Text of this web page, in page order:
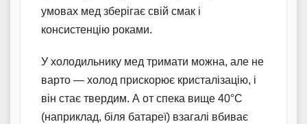
умовах мед зберігає свій смак і
консистенцію роками.
У холодильнику мед тримати можна, але не
варто — холод прискорює кристалізацію, і
він стає твердим. А от спека вище 40°C
(наприклад, біля батареї) взагалі вбиває